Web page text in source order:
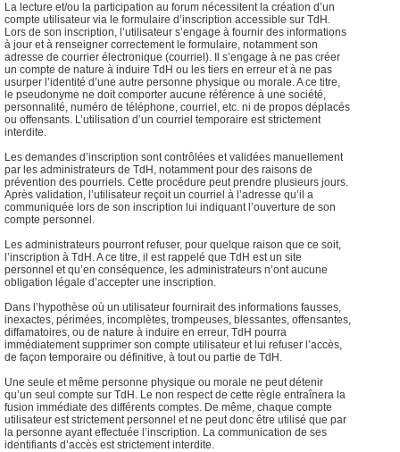
La lecture et/ou la participation au forum nécessitent la création d’un
compte utilisateur via le formulaire d’inscription accessible sur TdH.
Lors de son inscription, l’utilisateur s’engage à fournir des informations
à jour et à renseigner correctement le formulaire, notamment son
adresse de courrier électronique (courriel). Il s’engage à ne pas créer
un compte de nature à induire TdH ou les tiers en erreur et à ne pas
usurper l’identité d’une autre personne physique ou morale. A ce titre,
le pseudonyme ne doit comporter aucune référence à une société,
personnalité, numéro de téléphone, courriel, etc. ni de propos déplacés
ou offensants. L’utilisation d’un courriel temporaire est strictement
interdite.
Les demandes d’inscription sont contrôlées et validées manuellement
par les administrateurs de TdH, notamment pour des raisons de
prévention des pourriels. Cette procédure peut prendre plusieurs jours.
Après validation, l’utilisateur reçoit un courriel à l’adresse qu’il a
communiquée lors de son inscription lui indiquant l’ouverture de son
compte personnel.
Les administrateurs pourront refuser, pour quelque raison que ce soit,
l’inscription à TdH. A ce titre, il est rappelé que TdH est un site
personnel et qu’en conséquence, les administrateurs n’ont aucune
obligation légale d’accepter une inscription.
Dans l’hypothèse où un utilisateur fournirait des informations fausses,
inexactes, périmées, incomplètes, trompeuses, blessantes, offensantes,
diffamatoires, ou de nature à induire en erreur, TdH pourra
immédiatement supprimer son compte utilisateur et lui refuser l’accès,
de façon temporaire ou définitive, à tout ou partie de TdH.
Une seule et même personne physique ou morale ne peut détenir
qu’un seul compte sur TdH. Le non respect de cette règle entraînera la
fusion immédiate des différents comptes. De même, chaque compte
utilisateur est strictement personnel et ne peut donc être utilisé que par
la personne ayant effectuée l’inscription. La communication de ses
identifiants d’accès est strictement interdite.